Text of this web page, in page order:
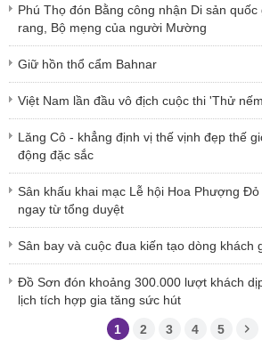
Phú Thọ đón Bằng công nhận Di sản
rang, Bộ mẹng của người Mường
Giữ hồn thổ cẩm Bahnar
Việt Nam lần đầu vô địch cuộc thi 'Thử
Lăng Cô - khẳng định vị thế vịnh đẹp thế
động đặc sắc
Sân khấu khai mạc Lễ hội Hoa Phượng
ngay từ tổng duyệt
Sân bay và cuộc đua kiến tạo dòng khách
Đồ Sơn đón khoảng 300.000 lượt khách
lịch tích hợp gia tăng sức hút
1 2 3 4 5